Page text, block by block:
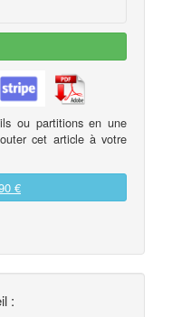
ou partitions en une
cet article à votre
€
: